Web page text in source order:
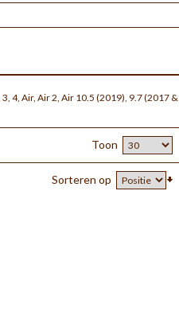
4, Air, Air 2, Air 10.5 (2019), 9.7 (2017 &
Toon
Sorteren op